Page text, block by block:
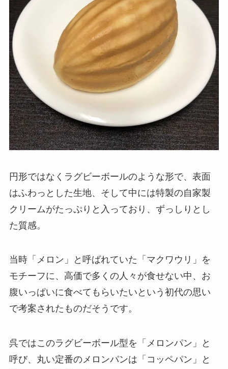
円形ではなくラグビーボールのような形で、表面
はふわっとした生地、そして中には特製の自家製
クリームがたっぷりと入っており、ずっしりとし
た質感。
当時「メロン」と呼ばれていた「マクワウリ」を
モチーフに、高価で多くの人々が食せない中、お
腹いっぱいに食べてもらいたいという初代の思い
で考案されたものだそうです。
呉ではこのラグビーボール型を「メロンパン」と
呼び、丸い定番のメロンパンは「コッペパン」と